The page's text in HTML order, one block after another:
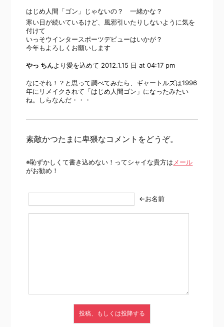
はじめ人間「ゴン」じゃないの？ 一緒かな？
寒い日が続いているけど、風邪引いたりしないように気を
付けて
いっそウインタースポーツデビューはいかが？
今年もよろしくお願いします
やっ ちんより愛を込めて 2012.1.15 日 at 04:17 pm
なにそれ！？と思って調べてみたら、ギャートルズは1996
年にリメイクされて「はじめ人間ゴン」になったみたい
ね。しらなんだ・・・
素敵かつたまに卑猥なコメントをどうぞ。
※恥ずかしくて書き込めない！ってシャイな貴方は メール
がお勧め！
←お名前